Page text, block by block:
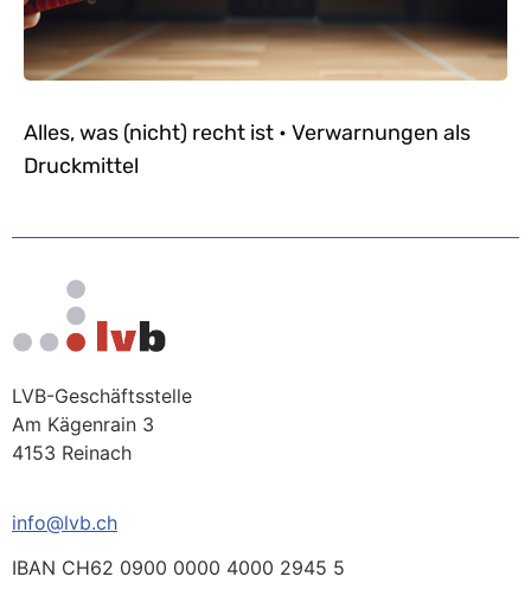
Alles, was (nicht) recht ist • Verwarnungen als
Druckmittel
LVB-Geschäftsstelle
Am Kägenrain 3
4153 Reinach
info@lvb.ch
IBAN CH62 0900 0000 4000 2945 5